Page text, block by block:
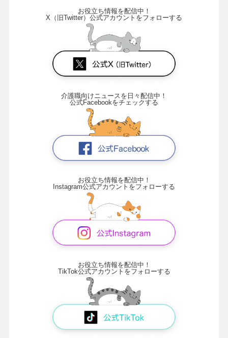
お役立ち情報を配信中！
X（旧Twitter）公式アカウントをフォローする
介護職向けニュースを日々配信中！
公式Facebookをチェックする
お役立ち情報を配信中！
Instagram公式アカウントをフォローする
お役立ち情報を配信中！
TikTok公式アカウントをフォローする